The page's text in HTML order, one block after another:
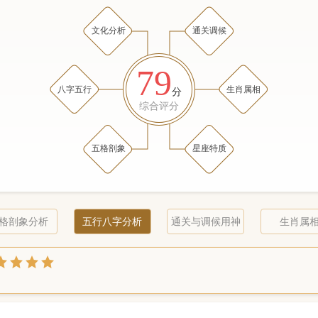
八字五行
文化分析
五格剖象
生肖属相
通关调候
星座特质
79分
综合评分
剖象分析 五行八字分析 通关与调候用神 生肖属